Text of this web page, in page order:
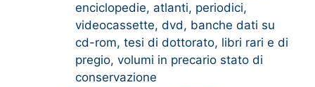
enciclopedie, atlanti, periodici,
videocassette, dvd, banche dati su
cd-rom, tesi di dottorato, libri rari e di
pregio, volumi in precario stato di
conservazione